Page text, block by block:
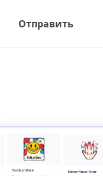
Отправить